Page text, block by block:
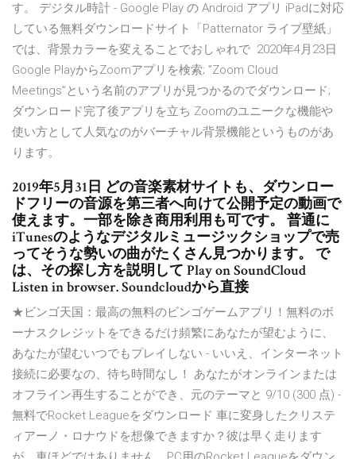
す。 デジタル時計 - Google Play の Android アプリ iPadに対応
している無料ダウンロードサイト「Patternator ライブ壁紙」
では、背景カラーを変えることでおしゃれで 2020年4月23日
Google PlayからZoomアプリを検索; ”Zoom Cloud
Meetings”という名前のアプリが見つかるのでダウンロード;
ダウンロード完了後アプリを立ち Zoomのユニークな機能や
使い方として人気なのがバーチャル背景機能というものがあ
ります。
2019年5月31日 どの音楽素材サイトも、ダウンロー
ドフリーの音源を第三者へ向けて公開予定の動画で
使えます。一部を除き商用利用も可です。 普通に
iTunesのようなデジタルミュージックショップで売
ってそうな勢いの曲がたくさん見つかります。 で
は、その探し方を説明して Play on SoundCloud
Listen in browser. Soundcloudから直接
★ビンゴ天国：最高の無料のビンゴゲームアプリ！無料のボ
ーナスクレジットをできるだけ頻繁にあなたが望むように、
あなたが望むいつでもプレイしない - いいえ、インターネット
接続に必要なの、待ち時間なし！ あなたがオンラインまたは
オフライン再生することができ、元のテーマと 9/10 (300 点) -
無料でRocket Leagueをダウンロード 車に変身したクリステ
ィアーノ・ロナウドを想像できますか？彼は早く走ります